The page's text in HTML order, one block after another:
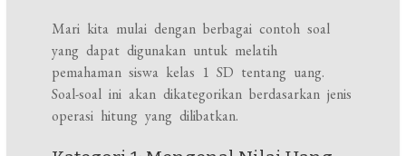
Mari kita mulai dengan berbagai contoh soal
yang dapat digunakan untuk melatih
pemahaman siswa kelas 1 SD tentang uang.
Soal-soal ini akan dikategorikan berdasarkan jenis
operasi hitung yang dilibatkan.